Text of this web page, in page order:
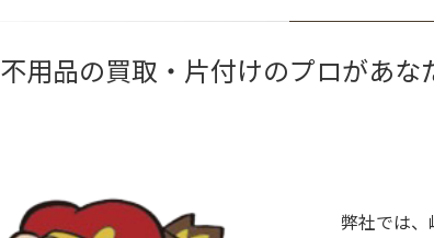
不用品の買取・片付けのプロがあな
弊社では